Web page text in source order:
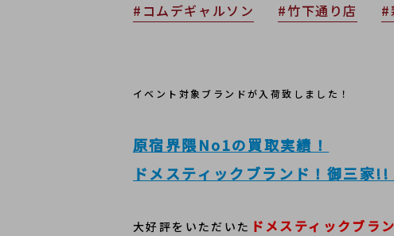
#コムデギャルソン #竹下通り店 #
イベント対象ブランドが入荷致しました！
原宿界隈No1の買取実績！
ドメスティックブランド！御三家
大好評をいただいた ドメスティックブラ